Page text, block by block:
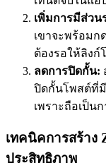
เพิ่มการมีส่วน
เขาจะพร้อมก
ต้องรอให้ลิงก์
ลดการปิดกั้น:
ปิดกั้นโพสต์ที่มี
เพราะถือเป็น
เทคนิคการสร้าง
ประสิทธิภาพ